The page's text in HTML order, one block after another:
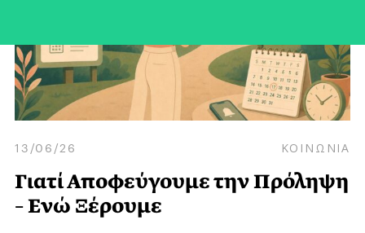
13/06/26 ΚΟΙΝΩΝΙΑ
Γιατί Αποφεύγουμε την Πρόληψη
– Ενώ Ξέρουμε